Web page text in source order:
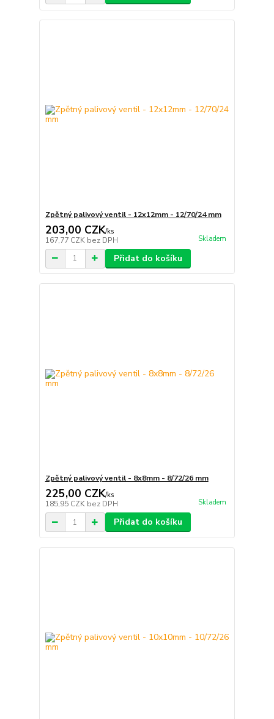
Zpětný palivový ventil - 12x12mm - 12/70/24 mm
203,00 CZK/ks
167,77 CZK bez DPH Skladem
Přidat do košíku
Zpětný palivový ventil - 8x8mm - 8/72/26 mm
225,00 CZK/ks
185,95 CZK bez DPH Skladem
Přidat do košíku